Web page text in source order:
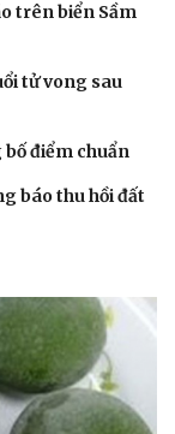
thời sự
đêm khuya
trên biển Sầm
tử vong sau
bố điểm chuẩn
báo thu hồi đất